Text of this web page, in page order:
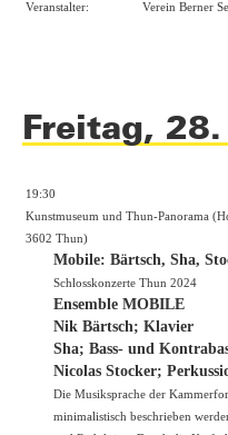
Veranstalter:
Verein Berner
Freitag,
19:30
Kunstmuseum und Thun-Panorama
3602 Thun)
Mobile: Bärtsch, Sha,
Schlosskonzerte Thun 2024
Ensemble MOBILE
Nik Bärtsch; Klavier
Sha; Bass- und
Nicolas Stocker;
Die Musiksprache der
minimalistisch beschrieben